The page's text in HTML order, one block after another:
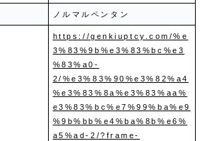
ノルマルペンタン
https://genkiuptcy.com/%e
3%83%9b%e3%83%bc%e3
%83%a0-
2/%e3%83%90%e3%82%a4
%e3%83%8a%e3%83%aa%
e3%83%bc%e7%99%ba%e9
%9b%bb%e4%ba%8b%e6%
a5%ad-2/?frame-